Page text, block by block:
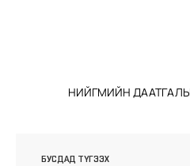
НИЙГМИЙН
БУСДАД ТҮГЭЭХ